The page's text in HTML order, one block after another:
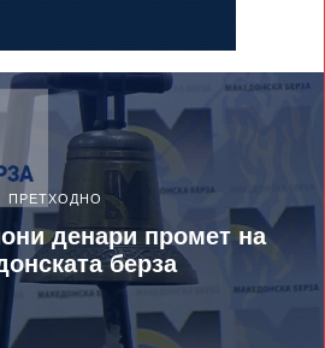
ПРЕТХОДНО
денари промет на
берза